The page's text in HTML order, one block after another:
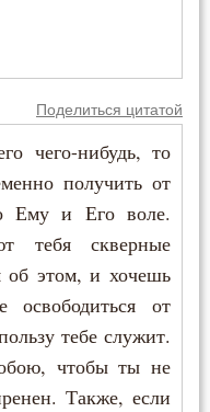
Поделиться цитатой
чего-нибудь, то
получить от
Ему и Его воле.
тебя скверные
этом, и хочешь
освободиться от
тебе служит.
чтобы ты не
Также, если